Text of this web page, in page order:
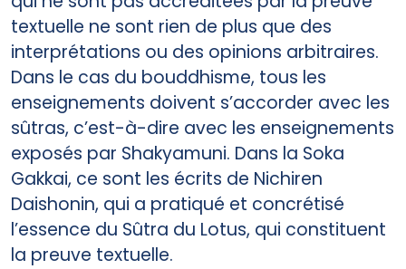
textuelle ne sont rien de plus que des
interprétations ou des opinions arbitraires.
Dans le cas du bouddhisme, tous les
enseignements doivent s’accorder avec les
sûtras, c’est-à-dire avec les enseignements
exposés par Shakyamuni. Dans la Soka
Gakkai, ce sont les écrits de Nichiren
Daishonin, qui a pratiqué et concrétisé
l’essence du Sûtra du Lotus, qui constituent
la preuve textuelle.